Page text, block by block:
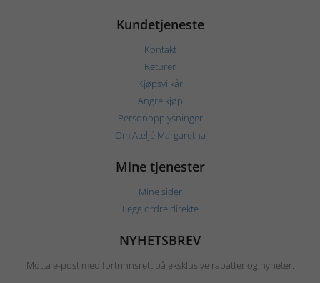
Kundetjeneste
Kontakt
Returer
Kjøpsvilkår
Angre kjøp
Personopplysninger
Om Ateljé Margaretha
Mine tjenester
Mine sider
Legg ordre direkte
NYHETSBREV
Motta e-post med fortrinnsrett på eksklusive rabatter og nyheter.